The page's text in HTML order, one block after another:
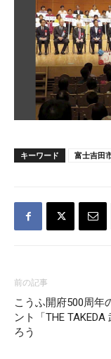
キーワード 富士吉田
前の記事
こうふ開府500周年
ント「THE TAKEDA
ろう